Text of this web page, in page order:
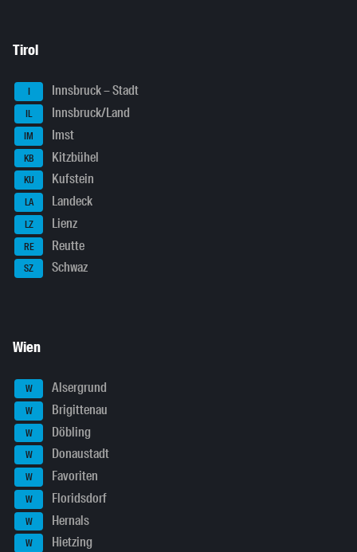
Tirol
I Innsbruck – Stadt
IL Innsbruck/Land
IM Imst
KB Kitzbühel
KU Kufstein
LA Landeck
LZ Lienz
RE Reutte
SZ Schwaz
Wien
W Alsergrund
W Brigittenau
W Döbling
W Donaustadt
W Favoriten
W Floridsdorf
W Hernals
W Hietzing